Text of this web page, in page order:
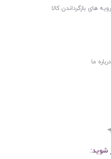
رویه های بازگرداندن کالا
درباره ما
شوید: